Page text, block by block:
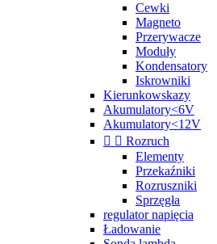
Cewki
Magneto
Przerywacze
Moduły
Kondensatory
Iskrowniki
Kierunkowskazy
Akumulatory<6V
Akumulatory<12V
  Rozruch
Elementy
Przekaźniki
Rozruszniki
Sprzęgła
regulator napięcia
Ładowanie